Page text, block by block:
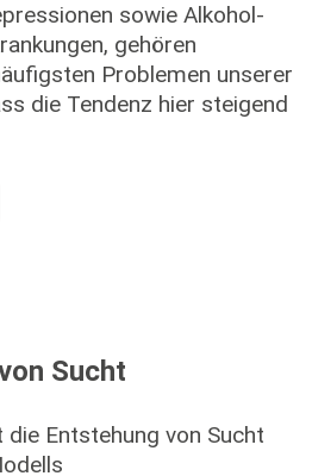
sowie Alkohol-
gehören
Problemen unserer
die Tendenz hier steigend
Sucht
Entstehung von Sucht